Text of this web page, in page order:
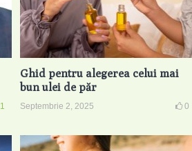
1
Ghid pentru alegerea celui mai
bun ulei de păr
Septembrie 2, 2025 0